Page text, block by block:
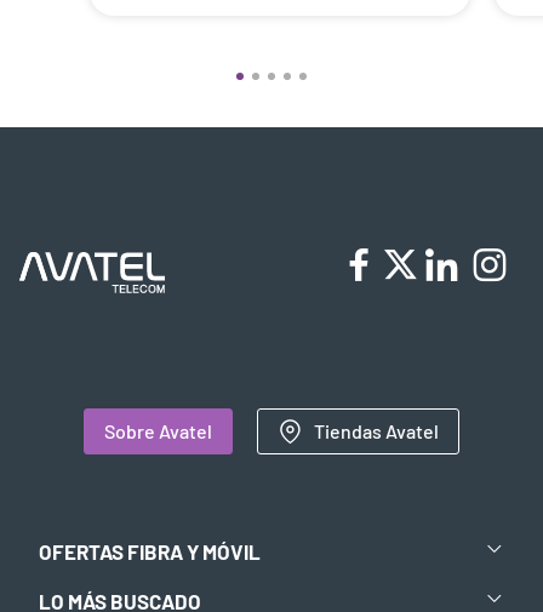
Sobre Avatel Tiendas Avatel
OFERTAS FIBRA Y MÓVIL
LO MÁS BUSCADO